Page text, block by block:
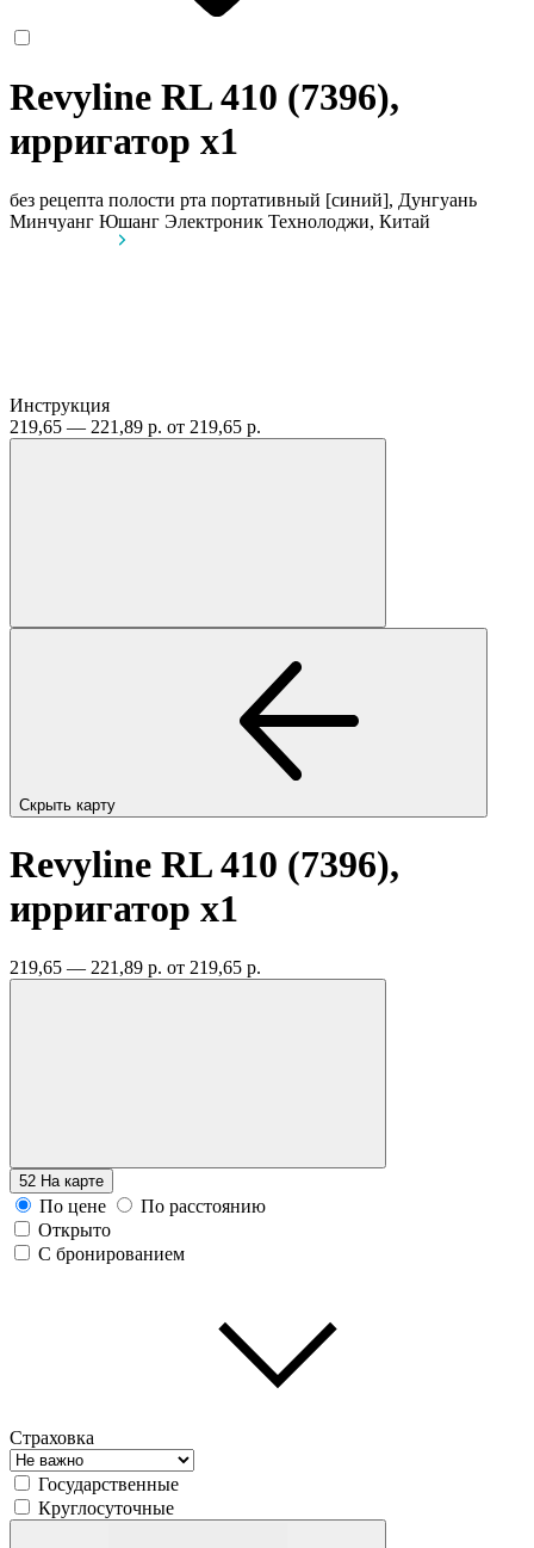
Revyline RL 410 (7396),
ирригатор x1
без рецепта полости рта портативный [синий], Дунгуань
Минчуанг Юшанг Электроник Технолоджи, Китай
Инструкция
219,65 — 221,89 р. от 219,65 р.
Скрыть карту
Revyline RL 410 (7396),
ирригатор x1
219,65 — 221,89 р. от 219,65 р.
52 На карте
По цене
По расстоянию
Открыто
С бронированием
Страховка
Государственные
Круглосуточные